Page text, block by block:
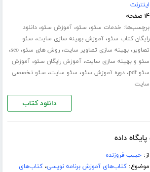
اینترنت
۱۴ صفحه
برچسب‌ها: خدمات سئو، سئو،آموزش سئو،دانلود
رایگان کتاب سئو،آموزش بهینه سازی سایت، سئو
تصاویر،بهینه سازی تصاویر سایت،روش های سئو،seo،
سئو و بهینه سازی سایت،آموزش رایگان سئو،آموزش
سئو pdf
،دوره آموزش سئو، سئو سایت، سئو تخصصی
سایت
دانلود کتاب
داده
از:حبیب فروزنده
موضوع:کتاب‌های آموزش برنامه نویسی،کتاب‌های